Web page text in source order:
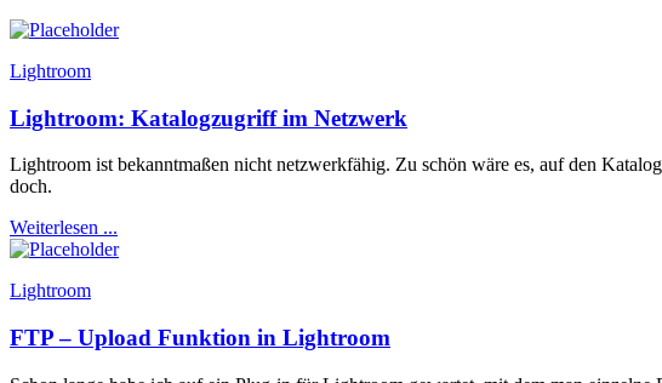
Lightroom
Lightroom: Katalogzugriff im Netzwerk
Lightroom ist bekanntmaßen nicht netzwerkfähig. Zu schön wäre es, auf den
doch.
Weiterlesen ...
Lightroom
FTP – Upload Funktion in Lightroom